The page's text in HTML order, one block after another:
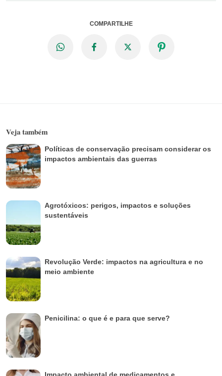
COMPARTILHE
Veja também
Políticas de conservação precisam considerar os
impactos ambientais das guerras
Agrotóxicos: perigos, impactos e soluções
sustentáveis
Revolução Verde: impactos na agricultura e no
meio ambiente
Penicilina: o que é e para que serve?